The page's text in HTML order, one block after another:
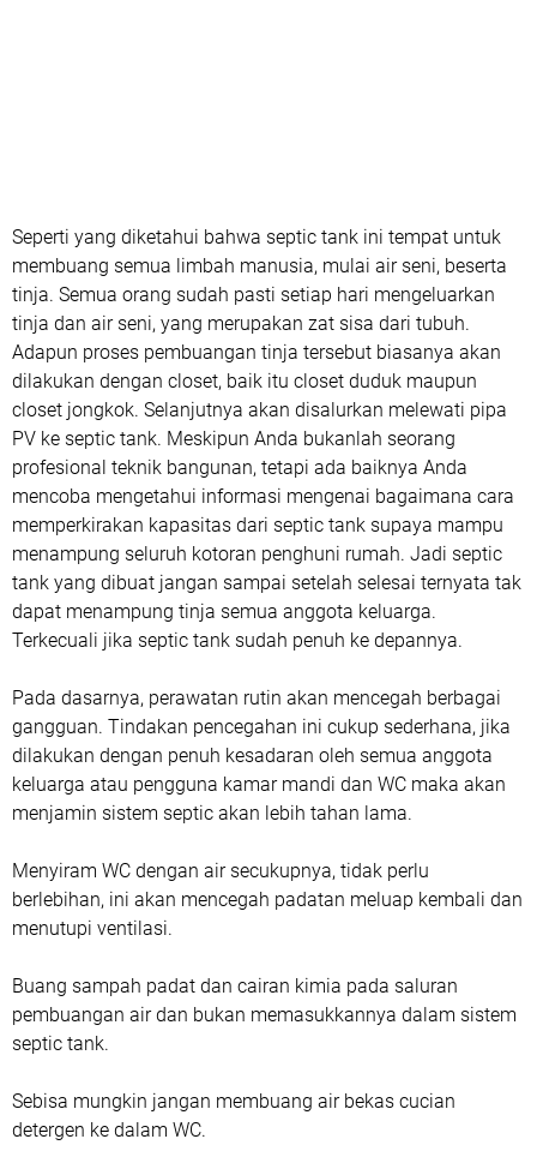
Seperti yang diketahui bahwa septic tank ini tempat untuk
membuang semua limbah manusia, mulai air seni, beserta
tinja. Semua orang sudah pasti setiap hari mengeluarkan
tinja dan air seni, yang merupakan zat sisa dari tubuh.
Adapun proses pembuangan tinja tersebut biasanya akan
dilakukan dengan closet, baik itu closet duduk maupun
closet jongkok. Selanjutnya akan disalurkan melewati pipa
PV ke septic tank. Meskipun Anda bukanlah seorang
profesional teknik bangunan, tetapi ada baiknya Anda
mencoba mengetahui informasi mengenai bagaimana cara
memperkirakan kapasitas dari septic tank supaya mampu
menampung seluruh kotoran penghuni rumah. Jadi septic
tank yang dibuat jangan sampai setelah selesai ternyata tak
dapat menampung tinja semua anggota keluarga.
Terkecuali jika septic tank sudah penuh ke depannya.
Pada dasarnya, perawatan rutin akan mencegah berbagai
gangguan. Tindakan pencegahan ini cukup sederhana, jika
dilakukan dengan penuh kesadaran oleh semua anggota
keluarga atau pengguna kamar mandi dan WC maka akan
menjamin sistem septic akan lebih tahan lama.
Menyiram WC dengan air secukupnya, tidak perlu
berlebihan, ini akan mencegah padatan meluap kembali dan
menutupi ventilasi.
Buang sampah padat dan cairan kimia pada saluran
pembuangan air dan bukan memasukkannya dalam sistem
septic tank.
Sebisa mungkin jangan membuang air bekas cucian
detergen ke dalam WC.